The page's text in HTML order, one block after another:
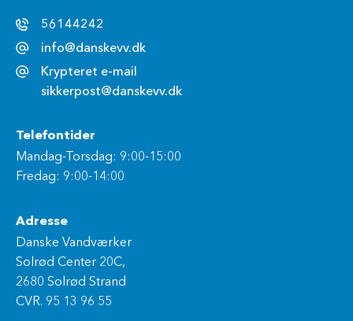
56144242
info@danskevv.dk
Krypteret e-mail
sikkerpost@danskevv.dk
Telefontider
Mandag-Torsdag: 9:00-15:00
Fredag: 9:00-14:00
Adresse
Danske Vandværker
Solrød Center 20C,
2680 Solrød Strand
CVR. 95 13 96 55